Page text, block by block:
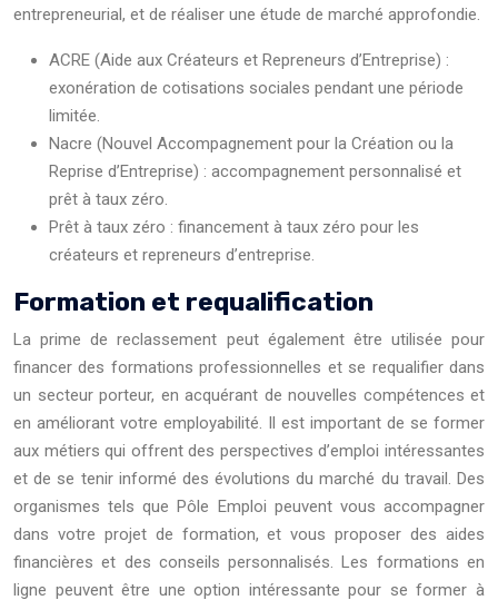
entrepreneurial, et de réaliser une étude de marché approfondie.
ACRE (Aide aux Créateurs et Repreneurs d’Entreprise) :
exonération de cotisations sociales pendant une période
limitée.
Nacre (Nouvel Accompagnement pour la Création ou la
Reprise d’Entreprise) : accompagnement personnalisé et
prêt à taux zéro.
Prêt à taux zéro : financement à taux zéro pour les
créateurs et repreneurs d’entreprise.
Formation et requalification
La prime de reclassement peut également être utilisée pour
financer des formations professionnelles et se requalifier dans
un secteur porteur, en acquérant de nouvelles compétences et
en améliorant votre employabilité. Il est important de se former
aux métiers qui offrent des perspectives d’emploi intéressantes
et de se tenir informé des évolutions du marché du travail. Des
organismes tels que Pôle Emploi peuvent vous accompagner
dans votre projet de formation, et vous proposer des aides
financières et des conseils personnalisés. Les formations en
ligne peuvent être une option intéressante pour se former à